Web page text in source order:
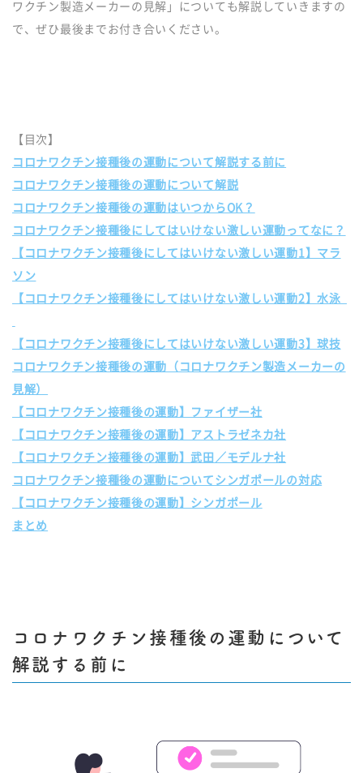
ワクチン製造メーカーの見解」についても解説していきますの
で、ぜひ最後までお付き合いください。
【目次】
コロナワクチン接種後の運動について解説する前に
コロナワクチン接種後の運動について解説
コロナワクチン接種後の運動はいつからOK？
コロナワクチン接種後にしてはいけない激しい運動ってなに？
【コロナワクチン接種後にしてはいけない激しい運動1】マラ
ソン
【コロナワクチン接種後にしてはいけない激しい運動2】水泳
【コロナワクチン接種後にしてはいけない激しい運動3】球技
コロナワクチン接種後の運動（コロナワクチン製造メーカーの
見解）
【コロナワクチン接種後の運動】ファイザー社
【コロナワクチン接種後の運動】アストラゼネカ社
【コロナワクチン接種後の運動】武田／モデルナ社
コロナワクチン接種後の運動についてシンガポールの対応
【コロナワクチン接種後の運動】シンガポール
まとめ
コロナワクチン接種後の運動について
解説する前に